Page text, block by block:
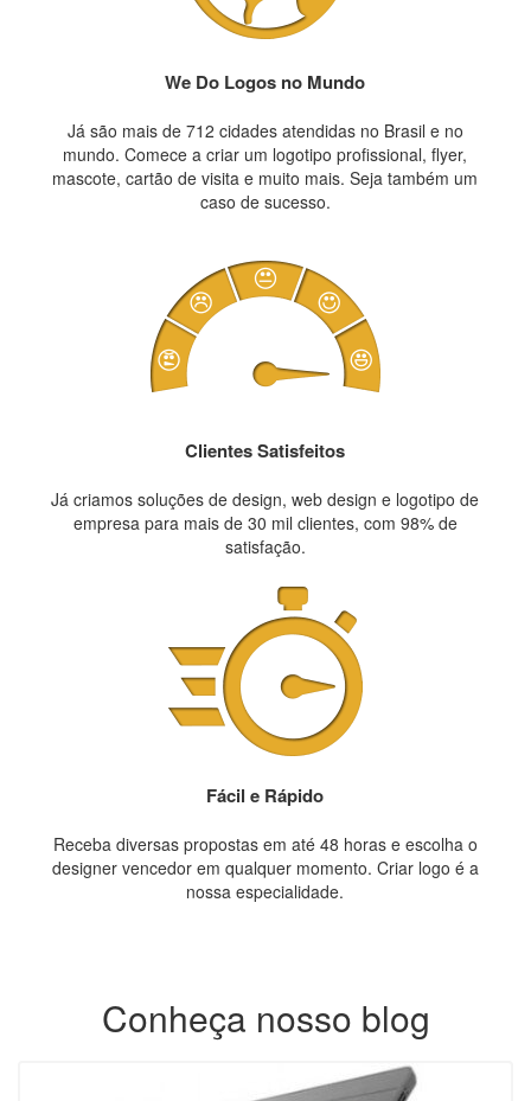
We Do Logos no Mundo
Já são mais de 712 cidades atendidas no Brasil e no
mundo. Comece a criar um logotipo profissional, flyer,
mascote, cartão de visita e muito mais. Seja também um
caso de sucesso.
Clientes Satisfeitos
Já criamos soluções de design, web design e logotipo de
empresa para mais de 30 mil clientes, com 98% de
satisfação.
Fácil e Rápido
Receba diversas propostas em até 48 horas e escolha o
designer vencedor em qualquer momento. Criar logo é a
nossa especialidade.
Conheça nosso blog